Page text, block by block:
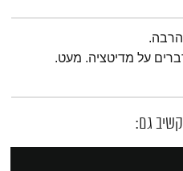
על מדיטציה. מעט.
גם: